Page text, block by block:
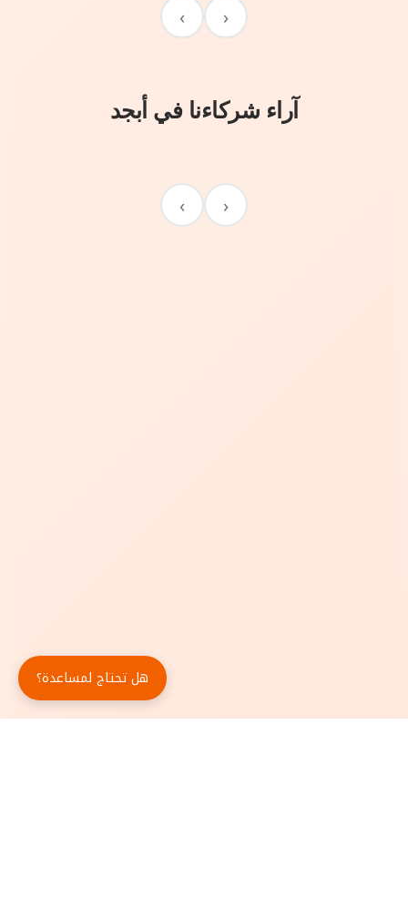
‹
›
آراء شركاءنا في أبجد
‹
›
هل تحتاج لمساعدة؟